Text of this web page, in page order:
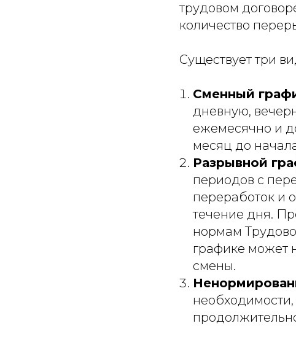
трудовом
количество
Существует три
Сменный
дневную,
ежемесячно и
месяц до
Разрывной
периодов с
переработок и
течение дня.
нормам
графике может
смены.